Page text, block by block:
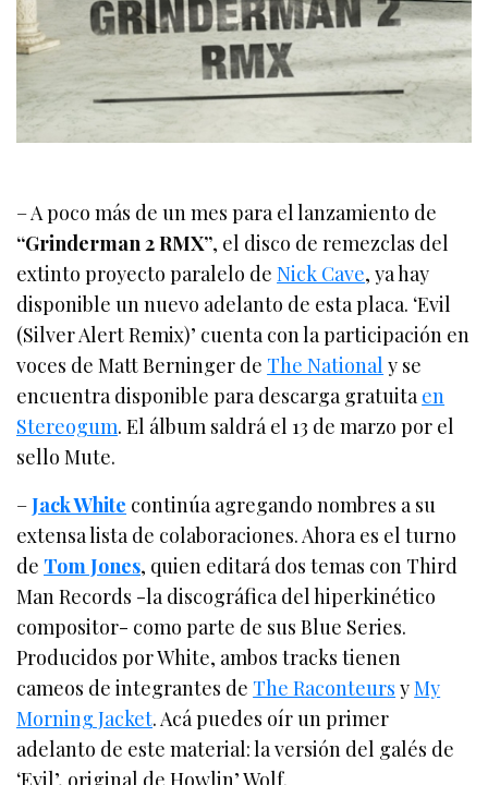
– A poco más de un mes para el lanzamiento de
“Grinderman 2 RMX”, el disco de remezclas del
extinto proyecto paralelo deNick Cave, ya hay
disponible un nuevo adelanto de esta placa. ‘Evil
(Silver Alert Remix)’ cuenta con la participación en
voces de Matt Berninger de The National y se
encuentra disponible para descarga gratuitaen
Stereogum. El álbum saldrá el 13 de marzo por el
sello Mute.
–Jack White continúa agregando nombres a su
extensa lista de colaboraciones. Ahora es el turno
de Tom Jones, quien editará dos temas con Third
Man Records -la discográfica del hiperkinético
compositor- como parte de sus Blue Series.
Producidos por White, ambos tracks tienen
cameos de integrantes de The Raconteurs yMy
Morning Jacket. Acá puedes oír un primer
adelanto de este material: la versión del galés de
‘Evil’, original de Howlin’ Wolf.